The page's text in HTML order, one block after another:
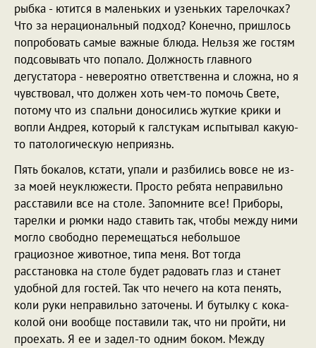
рыбка - ютится в маленьких и узеньких тарелочках?
Что за нерациональный подход? Конечно, пришлось
попробовать самые важные блюда. Нельзя же гостям
подсовывать что попало. Должность главного
дегустатора - невероятно ответственна и сложна, но я
чувствовал, что должен хоть чем-то помочь Свете,
потому что из спальни доносились жуткие крики и
вопли Андрея, который к галстукам испытывал какую-
то патологическую неприязнь.
Пять бокалов, кстати, упали и разбились вовсе не из-
за моей неуклюжести. Просто ребята неправильно
расставили все на столе. Запомните все! Приборы,
тарелки и рюмки надо ставить так, чтобы между ними
могло свободно перемещаться небольшое
грациозное животное, типа меня. Вот тогда
расстановка на столе будет радовать глаз и станет
удобной для гостей. Так что нечего на кота пенять,
коли руки неправильно заточены. И бутылку с кока-
колой они вообще поставили так, что ни пройти, ни
проехать. Я ее и задел-то одним боком. Между